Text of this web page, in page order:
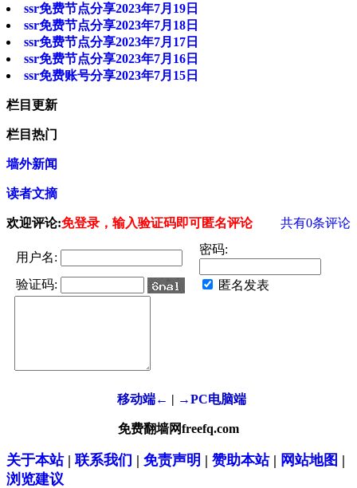
ssr免费节点分享2023年7月19日
ssr免费节点分享2023年7月18日
ssr免费节点分享2023年7月17日
ssr免费节点分享2023年7月16日
ssr免费账号分享2023年7月15日
栏目更新
栏目热门
墙外新闻
读者文摘
欢迎评论:免登录，输入验证码即可匿名评论 共有0条评论
用户名:
密码:
验证码: 匿名发表
移动端← | →PC电脑端
免费翻墙网freefq.com
关于本站| 联系我们 | 免责声明 | 赞助本站| 网站地图 |
浏览建议